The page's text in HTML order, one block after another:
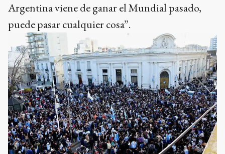
Argentina viene de ganar el Mundial pasado,
puede pasar cualquier cosa”.